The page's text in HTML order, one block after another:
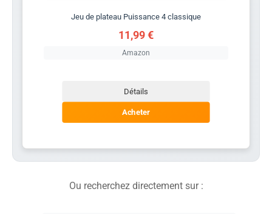
Jeu de plateau Puissance 4 classique
11,99 €
Amazon
Détails
Acheter
Ou recherchez directement sur :